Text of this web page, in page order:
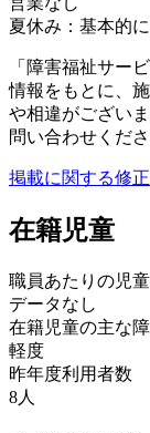
夏休み：基本的
「障害福祉サー
情報をもとに、
や相違がござい
問い合わせくださ
掲載に関する修
在籍児童
職員あたりの児
データなし
在籍児童の主な
軽度
昨年度利用者数
8人